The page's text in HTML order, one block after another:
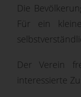
Die
Für ein
Der Verein
interessierte